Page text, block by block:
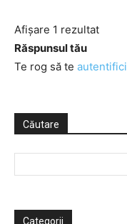
Afișare 1 rezultat
Răspunsul tău
Te rog să te autentifici
Căutare
Categorii